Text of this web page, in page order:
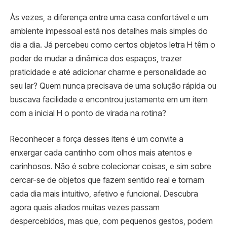
Às vezes, a diferença entre uma casa confortável e um
ambiente impessoal está nos detalhes mais simples do
dia a dia. Já percebeu como certos objetos letra H têm o
poder de mudar a dinâmica dos espaços, trazer
praticidade e até adicionar charme e personalidade ao
seu lar? Quem nunca precisava de uma solução rápida ou
buscava facilidade e encontrou justamente em um item
com a inicial H o ponto de virada na rotina?
Reconhecer a força desses itens é um convite a
enxergar cada cantinho com olhos mais atentos e
carinhosos. Não é sobre colecionar coisas, e sim sobre
cercar-se de objetos que fazem sentido real e tornam
cada dia mais intuitivo, afetivo e funcional. Descubra
agora quais aliados muitas vezes passam
despercebidos, mas que, com pequenos gestos, podem